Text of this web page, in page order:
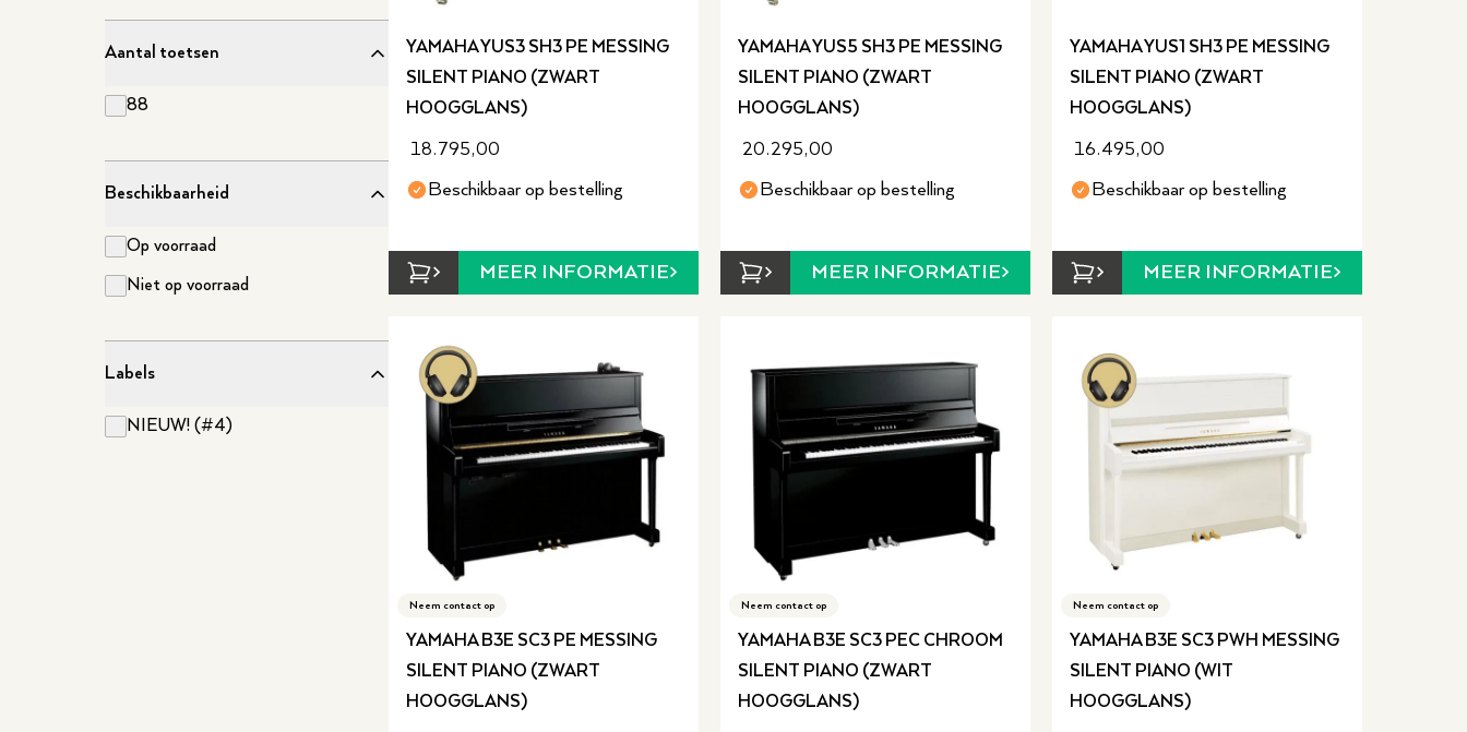
Aantal toetsen
88
Beschikbaarheid
Op voorraad
Niet op voorraad
Labels
NIEUW! (#4)
YAMAHA YUS3 SH3 PE MESSING
SILENT PIANO (ZWART
HOOGGLANS)
18.795,00
Beschikbaar op bestelling
MEER INFORMATIE
YAMAHA YUS5 SH3 PE MESSING
SILENT PIANO (ZWART
HOOGGLANS)
20.295,00
Beschikbaar op bestelling
MEER INFORMATIE
YAMAHA YUS1 SH3 PE MESSING
SILENT PIANO (ZWART
HOOGGLANS)
16.495,00
Beschikbaar op bestelling
MEER INFORMATIE
Neem contact op
YAMAHA B3E SC3 PE MESSING
SILENT PIANO (ZWART
HOOGGLANS)
Neem contact op
YAMAHA B3E SC3 PEC CHROOM
SILENT PIANO (ZWART
HOOGGLANS)
Neem contact op
YAMAHA B3E SC3 PWH MESSING
SILENT PIANO (WIT
HOOGGLANS)